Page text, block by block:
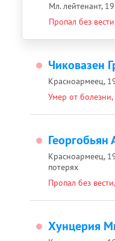
Мл. лейтенант,
Пропал без
Чиковазен
Красноармеец,
Умер от болезни,
Георгобьян
Красноармеец,
потерях
Пропал без
Хунцерия